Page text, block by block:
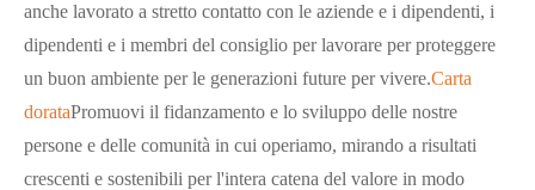
anche lavorato a stretto contatto con le aziende e i dipendenti, i
dipendenti e i membri del consiglio per lavorare per proteggere
un buon ambiente per le generazioni future per vivere.Carta
dorataPromuovi il fidanzamento e lo sviluppo delle nostre
persone e delle comunità in cui operiamo, mirando a risultati
crescenti e sostenibili per l'intera catena del valore in modo